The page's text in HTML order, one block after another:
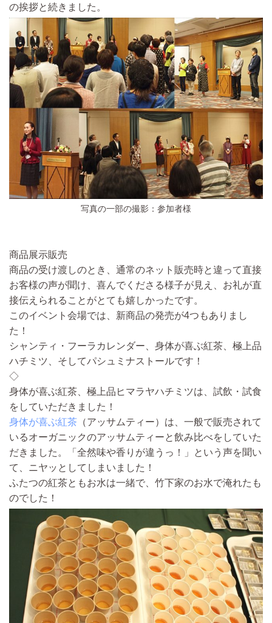
の挨拶と続きました。
写真の一部の撮影：参加者様
商品展示販売
商品の受け渡しのとき、通常のネット販売時と違って直接
お客様の声が聞け、喜んでくださる様子が見え、お礼が直
接伝えられることがとても嬉しかったです。
このイベント会場では、新商品の発売が4つもありまし
た！
シャンティ・フーラカレンダー、身体が喜ぶ紅茶、極上品
ハチミツ、そしてパシュミナストールです！
◇
身体が喜ぶ紅茶、極上品ヒマラヤハチミツは、試飲・試食
をしていただきました！
身体が喜ぶ紅茶 （アッサムティー）は、一般で販売されて
いるオーガニックのアッサムティーと飲み比べをしていた
だきました。「全然味や香りが違うっ！」という声を聞い
て、ニヤッとしてしまいました！
ふたつの紅茶ともお水は一緒で、竹下家のお水で淹れたも
のでした！